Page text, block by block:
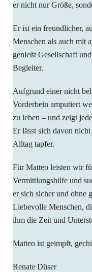
er nicht nur Größe,
Er ist ein freundlicher,
Menschen als auch mit
genießt Gesellschaft
Begleiter.
Aufgrund einer nicht
Vorderbein amputiert
zu leben – und zeigt
Er lässt sich davon
Alltag tapfer.
Für Matteo leisten wir
Vermittlungshilfe und
er sich sicher und ohne
Liebevolle Menschen,
ihm die Zeit und
Matteo ist geimpft,
Renate Düser